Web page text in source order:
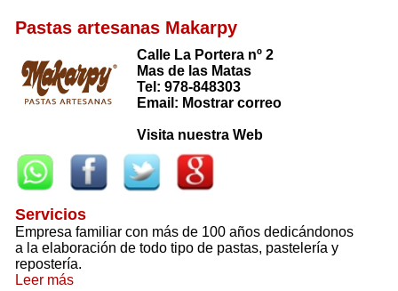
Pastas artesanas Makarpy
Calle La Portera nº 2
Mas de las Matas
Tel: 978-848303
Email: Mostrar correo
Visita nuestra Web
Servicios
Empresa familiar con más de 100 años dedicándonos
a la elaboración de todo tipo de pastas, pastelería y
repostería.
Leer más